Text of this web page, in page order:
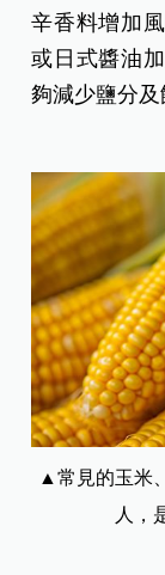
辛香料增加
或日式醬油
夠減少鹽分及
▲常見的玉米
人，